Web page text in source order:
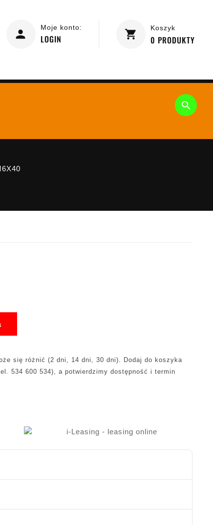
Koszyk
0 PRODUKTY
Moje konto:
LOGIN

się różnić (2 dni, 14 dni, 30 dni). Dodaj do koszyka
534 600 534), a potwierdzimy dostępność i termin